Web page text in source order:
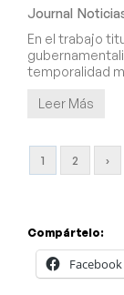
Journal
En el trabajo
temporalidad
Leer Más
1 2 ›
Compártelo:
Facebook